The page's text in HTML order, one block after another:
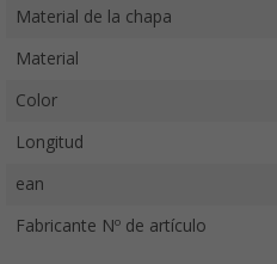
Material de la chapa
Material
Color
Longitud
ean
Fabricante Nº de artículo